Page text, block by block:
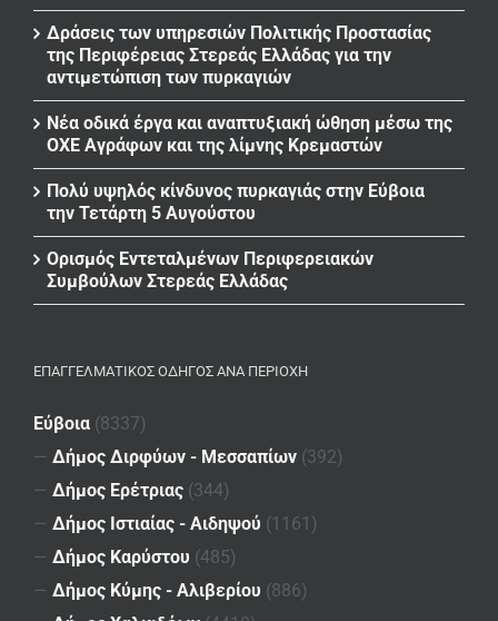
Δράσεις των υπηρεσιών Πολιτικής Προστασίας
της Περιφέρειας Στερεάς Ελλάδας για την
αντιμετώπιση των πυρκαγιών
Νέα οδικά έργα και αναπτυξιακή ώθηση μέσω της
ΟΧΕ Αγράφων και της λίμνης Κρεμαστών
Πολύ υψηλός κίνδυνος πυρκαγιάς στην Εύβοια
την Τετάρτη 5 Αυγούστου
Ορισμός Εντεταλμένων Περιφερειακών
Συμβούλων Στερεάς Ελλάδας
ΕΠΑΓΓΕΛΜΑΤΙΚΌΣ ΟΔΗΓΌΣ ΑΝΆ ΠΕΡΙΟΧΉ
Εύβοια (8337)
— Δήμος Διρφύων - Μεσσαπίων (392)
— Δήμος Ερέτριας (344)
— Δήμος Ιστιαίας - Αιδηψού (1161)
— Δήμος Καρύστου (485)
— Δήμος Κύμης - Αλιβερίου (886)